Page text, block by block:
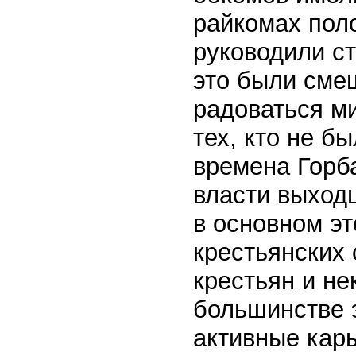
райкомах
руководили
это были
радоваться
тех, кто не
времена
власти
в основном
крестьян и
большинстве
активные